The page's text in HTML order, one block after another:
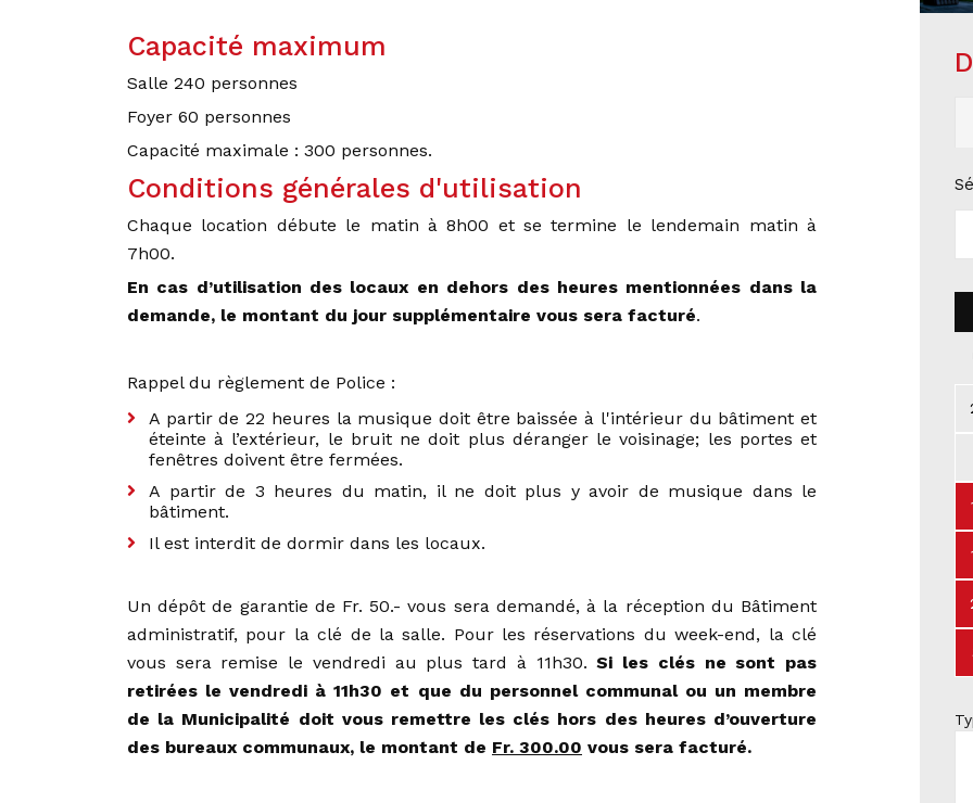
Capacité maximum
Salle 240 personnes
Foyer 60 personnes
Capacité maximale : 300 personnes.
Conditions générales d'utilisation
Chaque location débute le matin à 8h00 et se termine le lendemain matin à
7h00.
En cas d’utilisation des locaux en dehors des heures mentionnées dans la
demande, le montant du jour supplémentaire vous sera facturé.
Rappel du règlement de Police :
A partir de 22 heures la musique doit être baissée à l'intérieur du bâtiment et
éteinte à l’extérieur, le bruit ne doit plus déranger le voisinage; les portes et
fenêtres doivent être fermées.
A partir de 3 heures du matin, il ne doit plus y avoir de musique dans le
bâtiment.
Il est interdit de dormir dans les locaux.
Un dépôt de garantie de Fr. 50.- vous sera demandé, à la réception du Bâtiment
administratif, pour la clé de la salle. Pour les réservations du week-end, la clé
vous sera remise le vendredi au plus tard à 11h30.Si les clés ne sont pas
retirées le vendredi à 11h30 et que du personnel communal ou un membre
de la Municipalité doit vous remettre les clés hors des heures d’ouverture
des bureaux communaux, le montant de Fr. 300.00 vous sera facturé.